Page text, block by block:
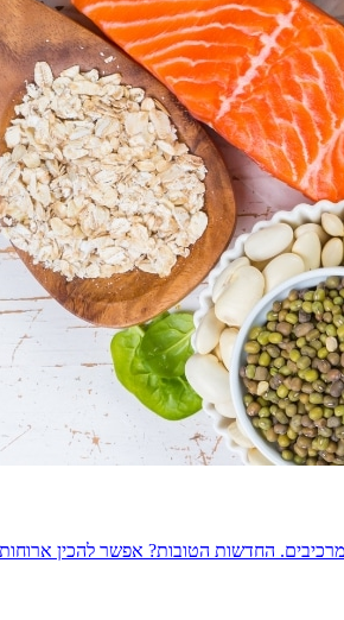
החדשות הטובות? אפשר להכין